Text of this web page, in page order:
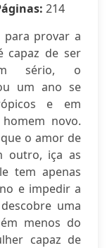
214
para provar a
capaz de ser
sério, o
um ano se
e em
novo.
o amor de
outro, iça as
tem apenas
e impedir a
uma
menos do
capaz de